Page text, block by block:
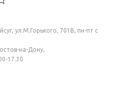
ул.М.Горького, 701В, пн-пт с
на-Дону,
17.30